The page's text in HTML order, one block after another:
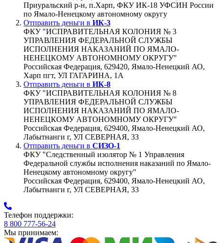
Приуральский р-н, п.Харп, ФКУ ИК-18 УФСИН России
по Ямало-Ненецкому автономному округу
Отправить деньги в ИК-3
ФКУ "ИСПРАВИТЕЛЬНАЯ КОЛОНИЯ № 3
УПРАВЛЕНИЯ ФЕДЕРАЛЬНОЙ СЛУЖБЫ
ИСПОЛНЕНИЯ НАКАЗАНИЙ ПО ЯМАЛО-
НЕНЕЦКОМУ АВТОНОМНОМУ ОКРУГУ"
Российская Федерация, 629420, Ямало-Ненецкий АО,
Харп пгт, УЛ ГАГАРИНА, 1А
Отправить деньги в ИК-8
ФКУ "ИСПРАВИТЕЛЬНАЯ КОЛОНИЯ № 8
УПРАВЛЕНИЯ ФЕДЕРАЛЬНОЙ СЛУЖБЫ
ИСПОЛНЕНИЯ НАКАЗАНИЙ ПО ЯМАЛО-
НЕНЕЦКОМУ АВТОНОМНОМУ ОКРУГУ"
Российская Федерация, 629400, Ямало-Ненецкий АО,
Лабытнанги г, УЛ СЕВЕРНАЯ, 33
Отправить деньги в СИЗО-1
ФКУ "Следственный изолятор № 1 Управления
Федеральной службы исполнения наказаний по Ямало-
Ненецкому автономному округу"
Российская Федерация, 629400, Ямало-Ненецкий АО,
Лабытнанги г, УЛ СЕВЕРНАЯ, 33
Телефон поддержки:
8 800 777-56-24
Мы принимаем: